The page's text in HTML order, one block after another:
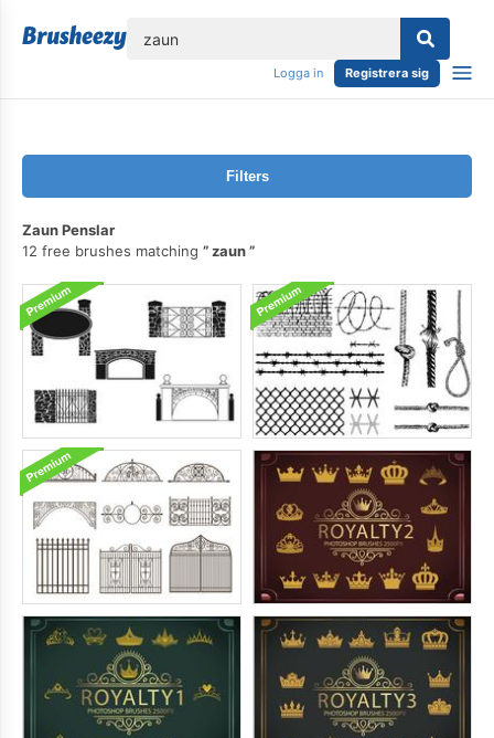
Logga in Registrera sig
Filters
Zaun Penslar
12 free brushes matching
zaun